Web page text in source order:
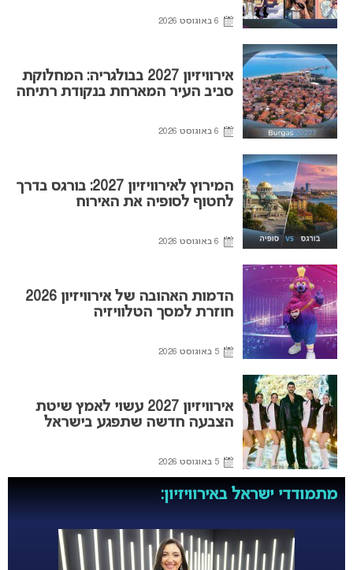
6 באוגוסט 2026
אירוויזיון 2027 בבולגריה: המחלוקת
סביב העיר המארחת בנקודת רתיחה
6 באוגוסט 2026
המירוץ לאירוויזיון 2027: בורגס בדרך
לחטוף לסופיה את האירוח
6 באוגוסט 2026
הדמות האהובה של אירוויזיון 2026
חוזרת למסך הטלוויזיה
5 באוגוסט 2026
אירוויזיון 2027 עשוי לאמץ שיטת
הצבעה חדשה שתפגע בישראל
5 באוגוסט 2026
מתמודדי ישראל באירוויזיון: